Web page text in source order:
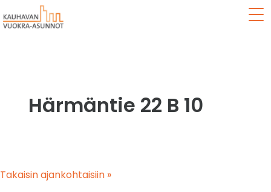
Härmäntie 22 B 10
Takaisin ajankohtaisiin »